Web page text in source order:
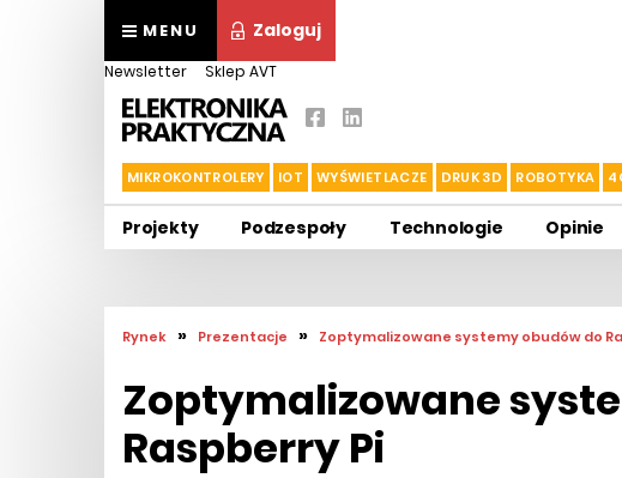
MENU Zaloguj
Newsletter Sklep AVT
MIKROKONTROLERY IOT WYŚWIETLACZE DRUK 3D ROBOTYKA
Projekty Podzespoły Technologie Opinie
Rynek » Prezentacje » Zoptymalizowane systemy obudów do
Zoptymalizowane
Raspberry Pi